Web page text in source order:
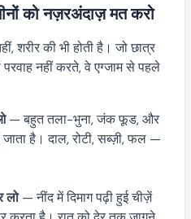
को नज़रअंदाज़ मत करो
शरीर की भी होती है। जो छात्र
नहीं करते, वे एग्जाम से पहले
— बहुत तला-भुना, जंक फूड, और
जाता है। दाल, रोटी, सब्ज़ी, फल —
लो— नींद में दिमाग पढ़ी हुई चीज़ें